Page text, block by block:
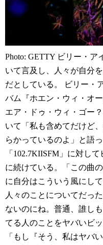
Photo: GETTY ビリー・ア
いて言及し、人々が自分
だとしている。 ビリー・
バム『ホエン・ウィ・オ
エア・ドゥ・ウィ・ゴー
いて「私も含めてだけど
らかっているのよ」と語
「102.7KIISFM」に対し
に続けている。「この曲
に自分はこういう風にし
人々のことについてだっ
ないのにね。普通、誰し
てる人のことをヤバいビ
「もし『そう、私はヤバ